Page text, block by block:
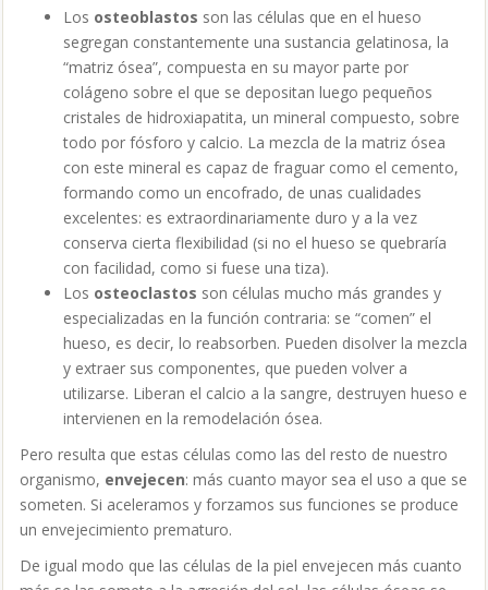
Los osteoblastos son las células que en el hueso
segregan constantemente una sustancia gelatinosa, la
“matriz ósea”, compuesta en su mayor parte por
colágeno sobre el que se depositan luego pequeños
cristales de hidroxiapatita, un mineral compuesto, sobre
todo por fósforo y calcio. La mezcla de la matriz ósea
con este mineral es capaz de fraguar como el cemento,
formando como un encofrado, de unas cualidades
excelentes: es extraordinariamente duro y a la vez
conserva cierta flexibilidad (si no el hueso se quebraría
con facilidad, como si fuese una tiza).
Los osteoclastos son células mucho más grandes y
especializadas en la función contraria: se “comen” el
hueso, es decir, lo reabsorben. Pueden disolver la mezcla
y extraer sus componentes, que pueden volver a
utilizarse. Liberan el calcio a la sangre, destruyen hueso e
intervienen en la remodelación ósea.
Pero resulta que estas células como las del resto de nuestro
organismo, envejecen: más cuanto mayor sea el uso a que se
someten. Si aceleramos y forzamos sus funciones se produce
un envejecimiento prematuro.
De igual modo que las células de la piel envejecen más cuanto